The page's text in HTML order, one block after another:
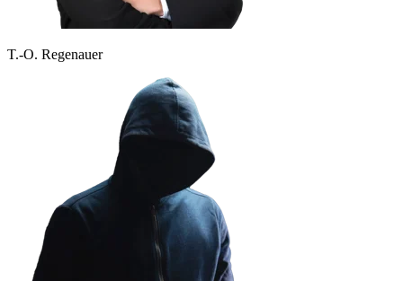
T.-O. Regenauer